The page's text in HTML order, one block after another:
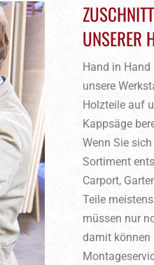
NSERER
Hand in
unsere
Holzteile auf
Kappsäge
Wenn Sie
Sortiment
Carport,
Teile
müssen nur
damit können